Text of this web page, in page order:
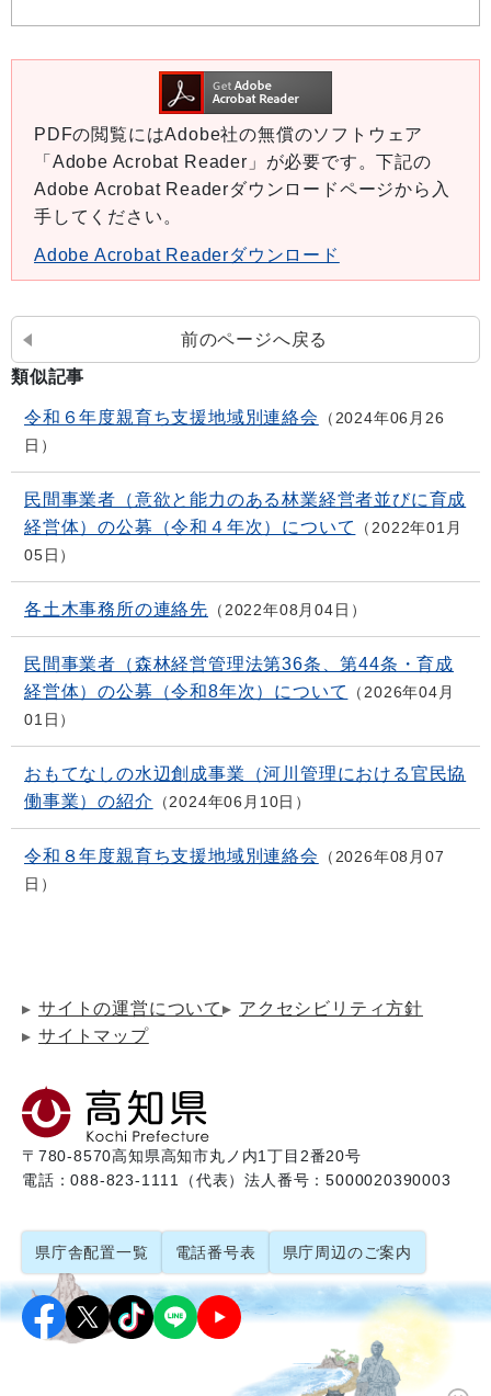
PDFの閲覧にはAdobe社の無償のソフトウェア
「Adobe Acrobat Reader」が必要です。下記の
Adobe Acrobat Readerダウンロードページから入
手してください。
Adobe Acrobat Readerダウンロード
前のページへ戻る
類似記事
令和６年度親育ち支援地域別連絡会
2024年06月26
日
民間事業者（意欲と能力のある林業経営者並びに育成
経営体）の公募（令和４年次）について
2022年01月
05日
各土木事務所の連絡先 2022年08月04日
民間事業者（森林経営管理法第36条、第44条・育成
経営体）の公募（令和8年次）について
2026年04月
01日
おもてなしの水辺創成事業（河川管理における官民協
働事業）の紹介
2024年06月10日
令和８年度親育ち支援地域別連絡会
2026年08月07
日
サイトの運営について
アクセシビリティ方針
サイトマップ
〒780-8570高知県高知市丸ノ内1丁目2番20号
電話：088-823-1111（代表）法人番号：5000020390003
県庁舎配置一覧 電話番号表 県庁周辺のご案内